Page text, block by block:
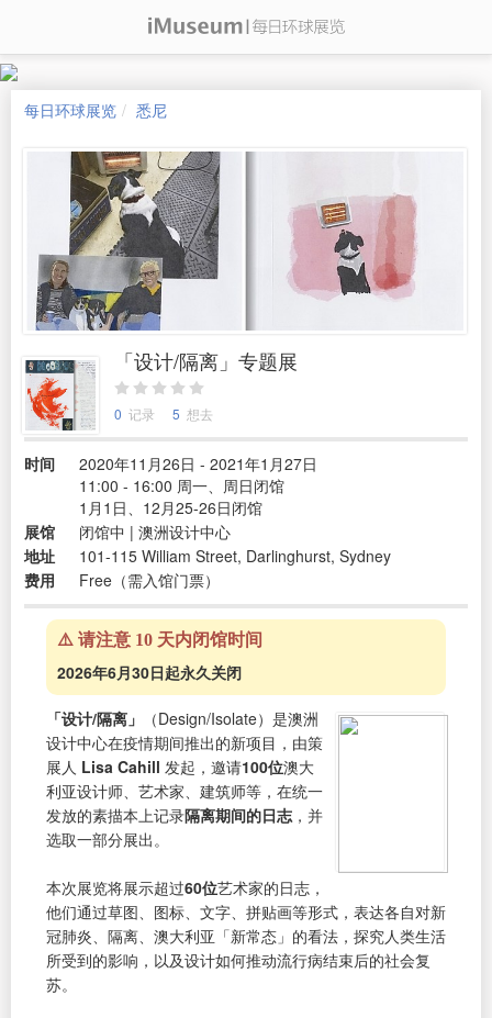
每日环球展览 悉尼
「设计/隔离」专题展
0 记录 5 想去
时间
2020年11月26日 - 2021年1月27日
11:00 - 16:00 周一、周日闭馆
1月1日、12月25-26日闭馆
展馆
闭馆中 | 澳洲设计中心
地址
101-115 William Street, Darlinghurst, Sydney
费用
Free（需入馆门票）
⚠️ 请注意 10 天内闭馆时间
2026年6月30日起永久关闭
「设计/隔离」
（Design/Isolate）是澳洲
设计中心在疫情期间推出的新项目，由策
展人 Lisa Cahill 发起，邀请100位澳大
利亚设计师、艺术家、建筑师等，在统一
发放的素描本上记录隔离期间的日志，并
选取一部分展出。
本次展览将展示超过60位艺术家的日志，
他们通过草图、图标、文字、拼贴画等形式，表达各自对新
冠肺炎、隔离、澳大利亚「新常态」的看法，探究人类生活
所受到的影响，以及设计如何推动流行病结束后的社会复
苏。